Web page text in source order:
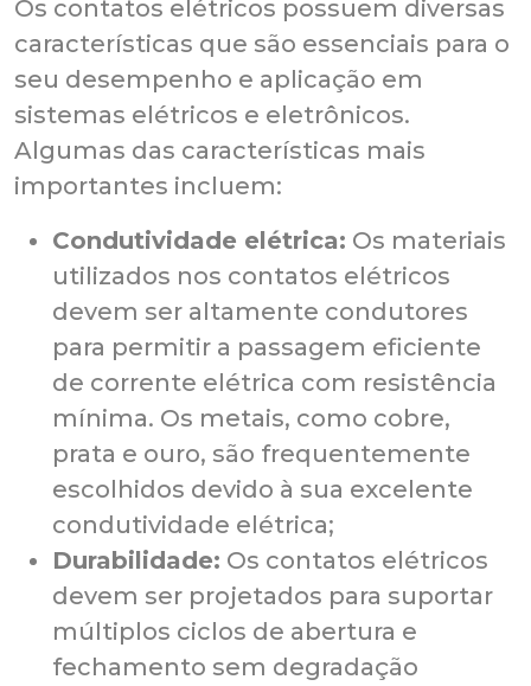
Os contatos elétricos possuem diversas
características que são essenciais para o
seu desempenho e aplicação em
sistemas elétricos e eletrônicos.
Algumas das características mais
importantes incluem:
Condutividade elétrica: Os materiais
utilizados nos contatos elétricos
devem ser altamente condutores
para permitir a passagem eficiente
de corrente elétrica com resistência
mínima. Os metais, como cobre,
prata e ouro, são frequentemente
escolhidos devido à sua excelente
condutividade elétrica;
Durabilidade: Os contatos elétricos
devem ser projetados para suportar
múltiplos ciclos de abertura e
fechamento sem degradação